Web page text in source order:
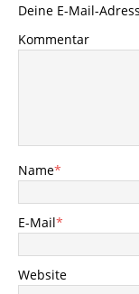
Deine E-Mail-
Kommentar
Name*
E-Mail*
Website